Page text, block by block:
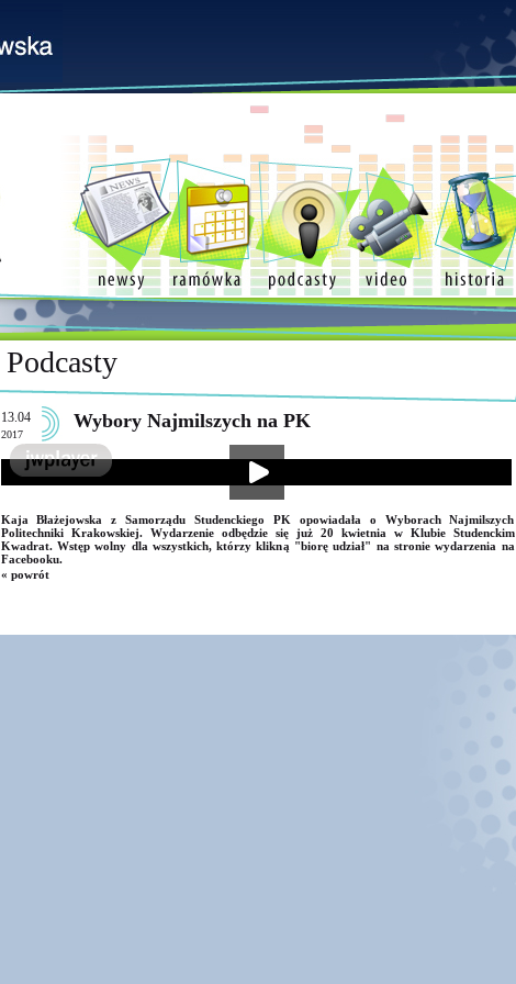
Podcasty
13.04
2017
Wybory Najmilszych na PK
Kaja Błażejowska z Samorządu Studenckiego PK opowiadała o Wyborach Najmilszych
Politechniki Krakowskiej. Wydarzenie odbędzie się już 20 kwietnia w Klubie Studenckim
Kwadrat. Wstęp wolny dla wszystkich, którzy klikną "biorę udział" na stronie wydarzenia na
Facebooku.
« powrót